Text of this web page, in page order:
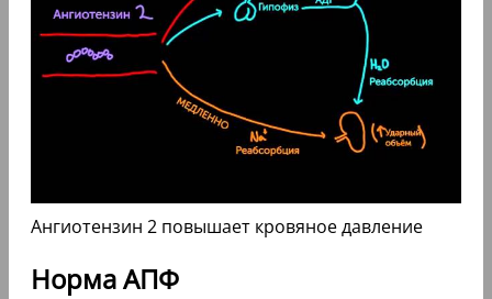
Ангиотензин 2 повышает кровяное давление
Норма АПФ